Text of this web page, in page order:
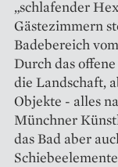
„schlafender
Gästezimmern
Badebereich
Durch das
die Landschaft,
Objekte - alles
Münchner
das Bad aber